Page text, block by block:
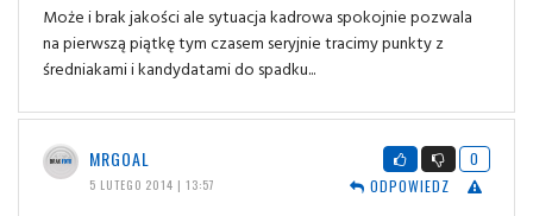
Może i brak jakości ale sytuacja kadrowa spokojnie pozwala
na pierwszą piątkę tym czasem seryjnie tracimy punkty z
średniakami i kandydatami do spadku...
MRGOAL
5 LUTEGO 2014 | 13:57
0
ODPOWIEDZ